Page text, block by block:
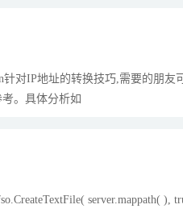
对IP地址的转换技巧,需要的朋友
。具体分析如
server.mappath( ),